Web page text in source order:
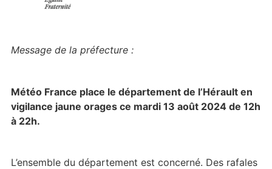
Message de la préfecture :
Météo France place le département de l’Hérault en
vigilance jaune orages ce mardi 13 août 2024 de 12h
à 22h.
L’ensemble du département est concerné. Des rafales